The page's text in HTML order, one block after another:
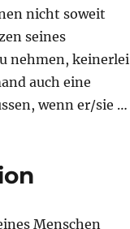
nicht soweit
seines
nehmen, keinerlei
auch eine
wenn er/sie …
muss neu
Menschen